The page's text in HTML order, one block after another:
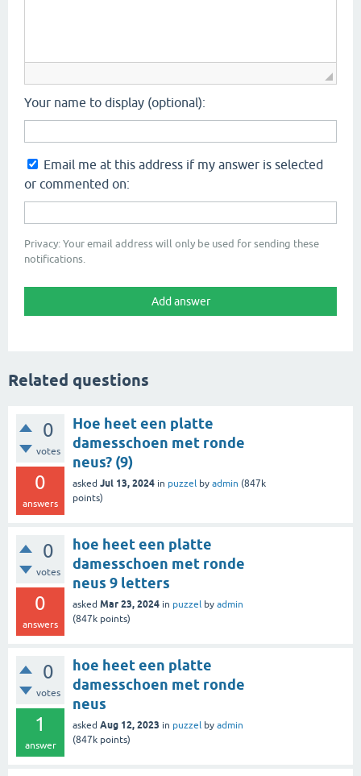
Your name to display (optional):
Email me at this address if my answer is selected
or commented on:
Privacy: Your email address will only be used for sending these
notifications.
Related questions
0
votes
0
answers
Hoe heet een platte
damesschoen met ronde
neus? (9)
asked Jul 13, 2024 in puzzel by admin (847k
points)
0
votes
0
answers
hoe heet een platte
damesschoen met ronde
neus 9 letters
asked Mar 23, 2024 in puzzel by admin
(847k points)
0
votes
1
answer
hoe heet een platte
damesschoen met ronde
neus
asked Aug 12, 2023 in puzzel by admin
(847k points)